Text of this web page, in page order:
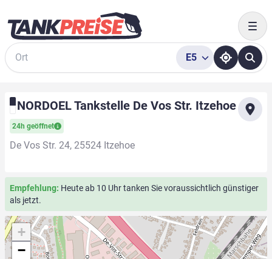
Suche
E5
NORDOEL Tankstelle De Vos Str. Itzehoe
24h geöffnet
De Vos Str. 24, 25524 Itzehoe
Empfehlung: Heute ab 10 Uhr tanken Sie voraussichtlich günstiger
als jetzt.
+
−